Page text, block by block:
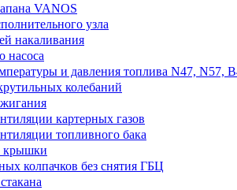
VANOS
узла
накаливания
насоса
и давления топлива N47, N57,
колебаний
картерных газов
топливного бака
крышки
колпачков без снятия ГБЦ